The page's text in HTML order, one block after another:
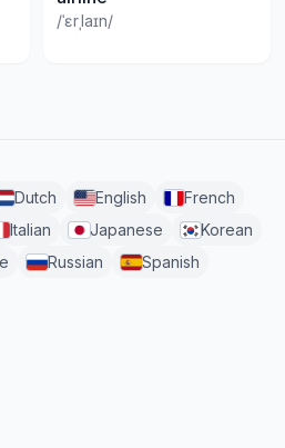
/ˈɛrˌlaɪn/
Dutch English
French
Italian Japanese
Korean
Russian Spanish